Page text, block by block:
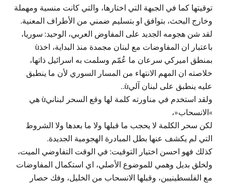
توقيتها كما في الجبهة التي اختارها، والتي كانت منسية ومهملة
وخارج البحث، بتوافق او بتسليم ضمني من الأطراف المعنية.
لقد شن هجومه الجديد على المفاوض العربي، الوحيد: سوريا،
باعتبار ان المفاوضات مع لبنان مجمدة منذ البداية، اخذù
بمنطق اميركي سرعان ما عُمّم وسلمت به اسرائيل ذاتها،
خلاصته ان المهم الانتهاء من المسار السوري لأن ما ينطبق
عليه ينطبق على لبنان آليù..
ولقد استخدم في مناورته كلمة لها وقع السحر لبنانيù هي
»الانسحاب«،
لكن سحر الكلمة لا يحجب ما قبلها ولا ما بعدها ولا الشروط
التي لم يكشف عنها بطل المبادرة الهجومية الجديدة.
كذلك فهو احسن اختيار التوقيت: في الوقت التفاوضي الميت،
ولخلق بديل وهمي للموضوع الأصلي، اي استكمال المفاوضات
مع الفلسطينيين، وقبلها الانسحاب من الخليل، وفك حصار